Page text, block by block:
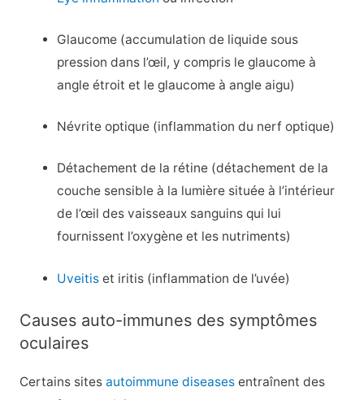
Glaucome (accumulation de liquide sous
pression dans l’œil, y compris le glaucome à
angle étroit et le glaucome à angle aigu)
Névrite optique (inflammation du nerf optique)
Détachement de la rétine (détachement de la
couche sensible à la lumière située à l’intérieur
de l’œil des vaisseaux sanguins qui lui
fournissent l’oxygène et les nutriments)
Uveitis et iritis (inflammation de l’uvée)
Causes auto-immunes des symptômes
oculaires
Certains sites autoimmune diseasesentraînent des